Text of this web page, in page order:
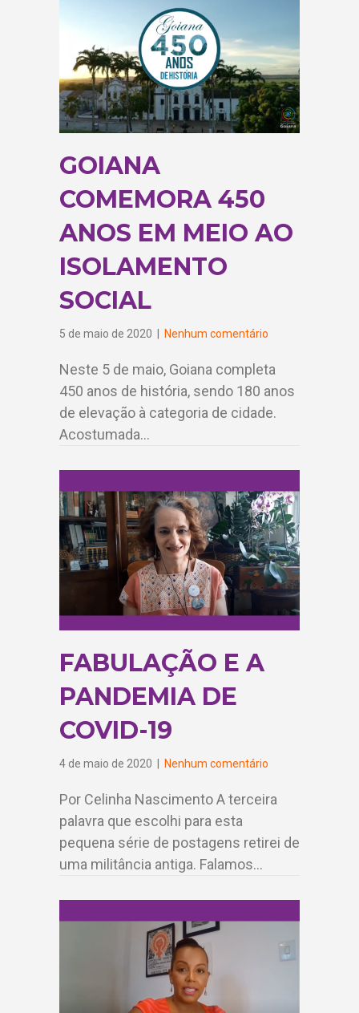
GOIANA
COMEMORA 450
ANOS EM MEIO AO
ISOLAMENTO
SOCIAL
5 de maio de 2020 Nenhum comentário
Neste 5 de maio, Goiana completa
450 anos de história, sendo 180 anos
de elevação à categoria de cidade.
Acostumada…
FABULAÇÃO E A
PANDEMIA DE
COVID-19
4 de maio de 2020 Nenhum comentário
Por Celinha Nascimento A terceira
palavra que escolhi para esta
pequena série de postagens retirei de
uma militância antiga. Falamos…